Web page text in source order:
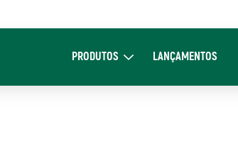
PRODUTOSExpand ProdutosLANÇAMENTOS